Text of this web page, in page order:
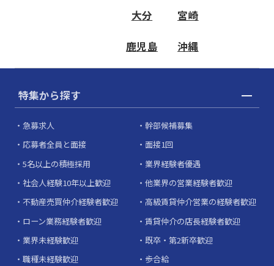
大分 宮崎
鹿児島 沖縄
特集から探す
急募求人
幹部候補募集
応募者全員と面接
面接1回
5名以上の積極採用
業界経験者優遇
社会人経験10年以上歓迎
他業界の営業経験者歓迎
不動産売買仲介経験者歓迎
高級賃貸仲介営業の経験者歓迎
ローン業務経験者歓迎
賃貸仲介の店長経験者歓迎
業界未経験歓迎
既卒・第2新卒歓迎
職種未経験歓迎
歩合給